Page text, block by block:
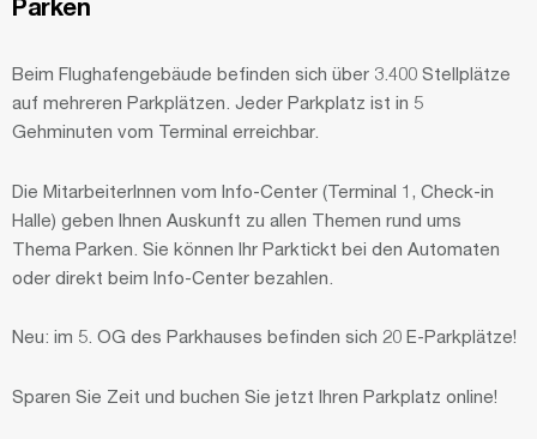
Parken
Beim Flughafengebäude befinden sich über 3.400 Stellplätze
auf mehreren Parkplätzen. Jeder Parkplatz ist in 5
Gehminuten vom Terminal erreichbar.
Die MitarbeiterInnen vom Info-Center (Terminal 1, Check-in
Halle) geben Ihnen Auskunft zu allen Themen rund ums
Thema Parken. Sie können Ihr Parktickt bei den Automaten
oder direkt beim Info-Center bezahlen.
Neu: im 5. OG des Parkhauses befinden sich 20 E-Parkplätze!
Sparen Sie Zeit und buchen Sie jetzt Ihren Parkplatz online!